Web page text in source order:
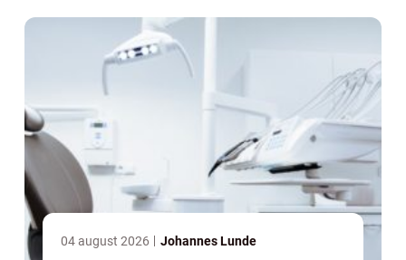
04 august 2026 Johannes Lunde